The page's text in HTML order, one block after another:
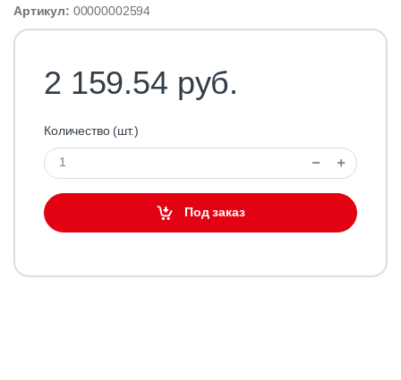
Артикул: 00000002594
2 159.54 руб.
Количество (шт.)
Под заказ